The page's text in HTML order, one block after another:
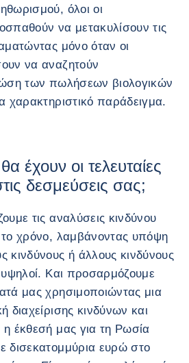
όλοι οι
να μετακυλίσουν τις
μόνο όταν οι
να αναζητούν
των πωλήσεων βιολογικών
χαρακτηριστικό παράδειγμα.
έχουν οι τελευταίες
δεσμεύσεις σας;
τις αναλύσεις κινδύνου
χρόνο, λαμβάνοντας υπόψη
κινδύνους ή άλλους κινδύνους
Και προσαρμόζουμε
μας χρησιμοποιώντας μια
διαχείρισης κινδύνων και
έκθεσή μας για τη Ρωσία
δισεκατομμύρια ευρώ στο